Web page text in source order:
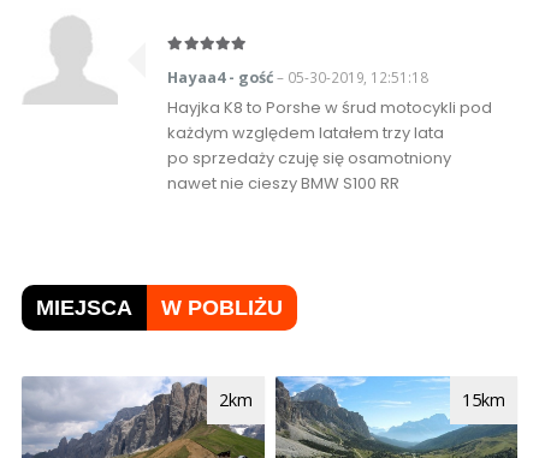
Hayaa4 - gość– 05-30-2019, 12:51:18
Hayjka K8 to Porshe w śrud motocykli pod
każdym względem latałem trzy lata
po sprzedaży czuję się osamotniony
nawet nie cieszy BMW S100 RR
MIEJSCA W POBLIŻU
2km 15km